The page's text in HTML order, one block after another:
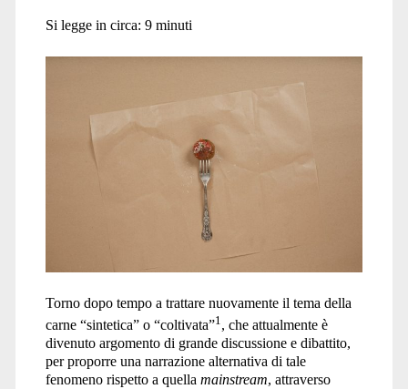
Si legge in circa: 9 minuti
Torno dopo tempo a trattare nuovamente il tema della
carne “sintetica” o “coltivata”1, che attualmente è
divenuto argomento di grande discussione e dibattito,
per proporre una narrazione alternativa di tale
fenomeno rispetto a quella mainstream, attraverso